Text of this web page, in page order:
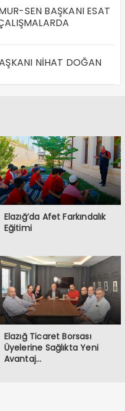
SEN BAŞKANI ESAT
NİHAT DOĞAN
Elazığ’da Afet Farkındalık
Eğitimi
Elazığ Ticaret Borsası
Üyelerine Sağlıkta Yeni
Avantaj…